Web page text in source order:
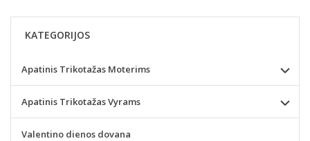
KATEGORIJOS
Apatinis Trikotažas Moterims
Apatinis Trikotažas Vyrams
Valentino dienos dovana